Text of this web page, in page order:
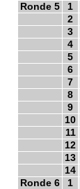
Ronde 5
1
2
3
4
5
6
7
8
9
10
11
12
13
14
Ronde 6
1